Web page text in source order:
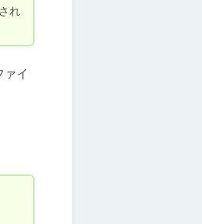
れ
ァイ